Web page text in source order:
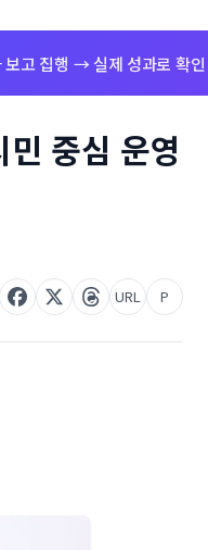
보고 집행 → 실제 성과로 확인
중심 운영
URL P